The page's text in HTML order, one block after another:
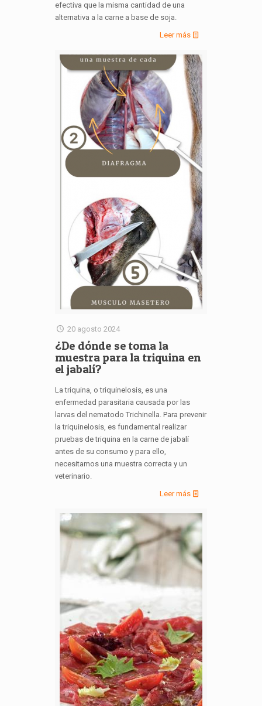
efectiva que la misma cantidad de una
alternativa a la carne a base de soja.
Leer más
20 agosto 2024
¿De dónde se toma la
muestra para la triquina en
el jabalí?
La triquina, o triquinelosis, es una
enfermedad parasitaria causada por las
larvas del nematodo Trichinella. Para prevenir
la triquinelosis, es fundamental realizar
pruebas de triquina en la carne de jabalí
antes de su consumo y para ello,
necesitamos una muestra correcta y un
veterinario.
Leer más